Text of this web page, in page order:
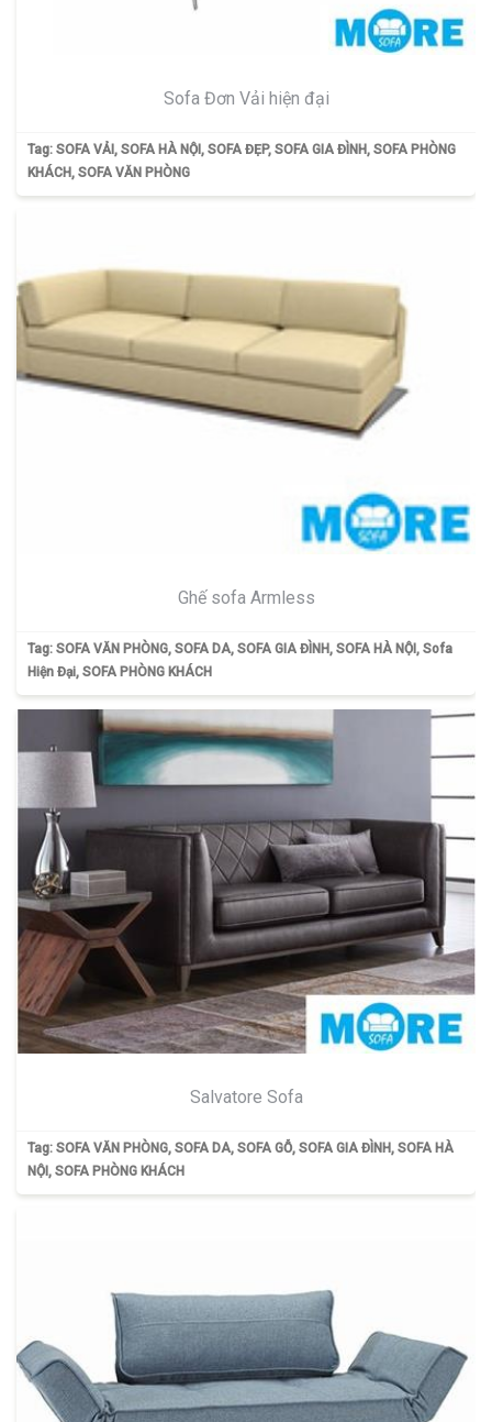
Sofa Đơn Vải hiện đại
Tag: SOFA VẢI, SOFA HÀ NỘI , SOFA ĐẸP, SOFA GIA ĐÌNH, SOFA PHÒNG
KHÁCH, SOFA VĂN PHÒNG
Ghế sofa Armless
Tag: SOFA VĂN PHÒNG, SOFA DA, SOFA GIA ĐÌNH, SOFA HÀ NỘI , Sofa
Hiện Đại, SOFA PHÒNG KHÁCH
Salvatore Sofa
Tag: SOFA VĂN PHÒNG, SOFA DA, SOFA GỖ, SOFA GIA ĐÌNH, SOFA HÀ
NỘI , SOFA PHÒNG KHÁCH